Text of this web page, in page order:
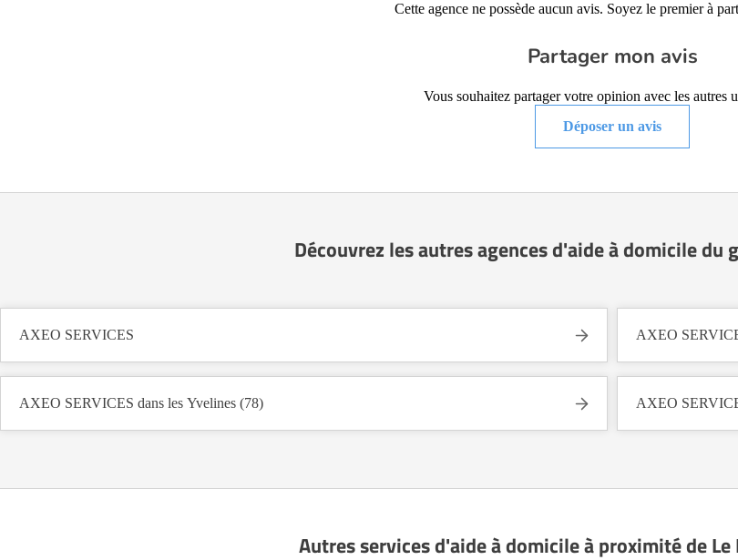
Cette agence ne possède aucun avis. Soyez le premier à
Partager mon avis
Vous souhaitez partager votre opinion avec les autres
Déposer un avis
Découvrez les autres agences d'aide à domicile du
AXEO SERVICES AXEO
AXEO SERVICES dans les Yvelines (78) AXEO
Autres services d'aide à domicile à proximité de